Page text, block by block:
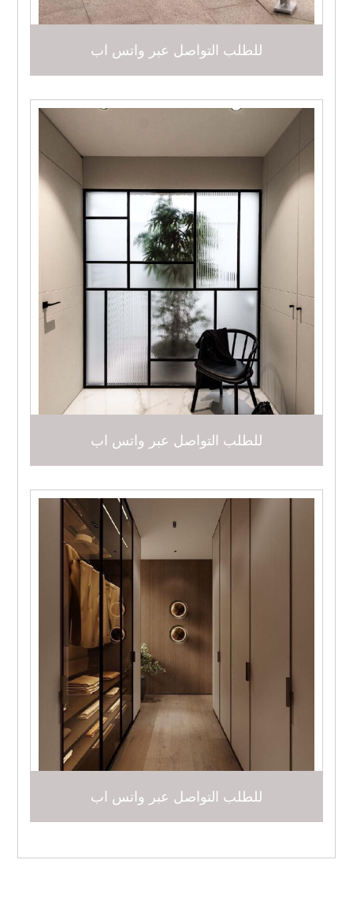
للطلب التواصل عبر واتس اب
للطلب التواصل عبر واتس اب
للطلب التواصل عبر واتس اب